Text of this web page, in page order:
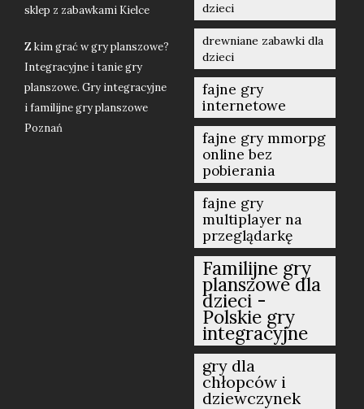
sklep z zabawkami Kielce
Z kim grać w gry planszowe?
Integracyjne i tanie gry
planszowe. Gry integracyjne
i familijne gry planszowe
Poznań
dzieci
drewniane zabawki dla
dzieci
fajne gry
internetowe
fajne gry mmorpg
online bez
pobierania
fajne gry
multiplayer na
przeglądarkę
Familijne gry
planszowe dla
dzieci -
Polskie gry
integracyjne
gry dla
chłopców i
dziewczynek